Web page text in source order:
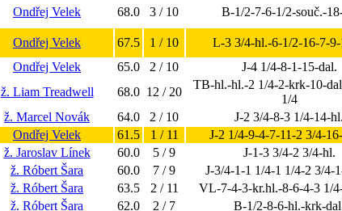
Ondřej Velek 68.0 3 / 10 B-1/2-7-6-1/2-souč.-
Ondřej Velek 67.5 1 / 10 L-3 3/4-hl.-6-1/2-16-7-9-
Ondřej Velek 65.0 2 / 10 J-4 1/4-8-1-15-dal.
ž. Liam Treadwell 68.0 12 / 20
TB-hl.-hl.-2 1/4-2-krk-10-
1/4
ž. Marcel Novák 64.0 2 / 10 J-2 3/4-8-3 1/4-14-hl.
Ondřej Velek 61.5 1 / 11 J-2 1/4-9-4-7-11-2 3/4-
ž. Jaroslav Línek 60.0 5 / 9 J-1-3 3/4-2 3/4-hl.
ž. Róbert Šara 60.0 7 / 9 J-3/4-1-1 1/4-1 1/4-2 3/4-
ž. Róbert Šara 63.5 2 / 11 VL-7-4-3-kr.hl.-8-6-4-3 1/
ž. Róbert Šara 62.0 2 / 7 B-1/2-8-6-hl.-krk-